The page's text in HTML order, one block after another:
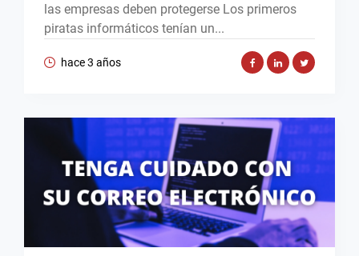
las empresas deben protegerse Los primeros
piratas informáticos tenían un...
hace 3 años